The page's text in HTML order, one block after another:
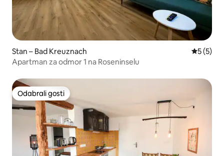
Stan – Bad Kreuznach
5 (5)
Apartman za odmor 1 na Roseninselu
Odabrali gosti
Odabrali gosti